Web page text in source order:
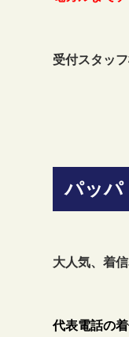
受付スタッ
パッパ
大人気、着
代表電話の着